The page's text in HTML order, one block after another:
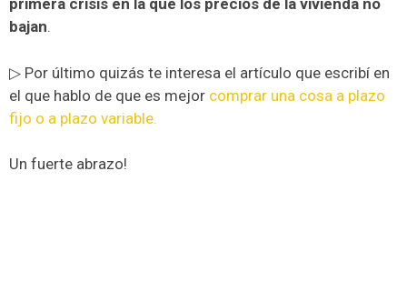
primera crisis en la que los precios de la vivienda no
bajan.
▷ Por último quizás te interesa el artículo que escribí en
el que hablo de que es mejor comprar una cosa a plazo
fijo o a plazo variable.
Un fuerte abrazo!